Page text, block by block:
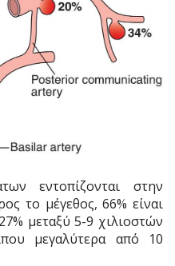
εντοπίζονται στην
το μέγεθος, 66% είναι
μεταξύ 5-9 χιλιοστών
μεγαλύτερα από 10